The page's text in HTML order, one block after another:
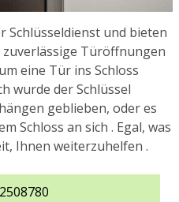
Schlüsseldienst und bieten
Türöffnungen
eine Tür ins Schloss
wurde der Schlüssel
geblieben, oder es
Schloss an sich . Egal, was
Ihnen weiterzuhelfen .